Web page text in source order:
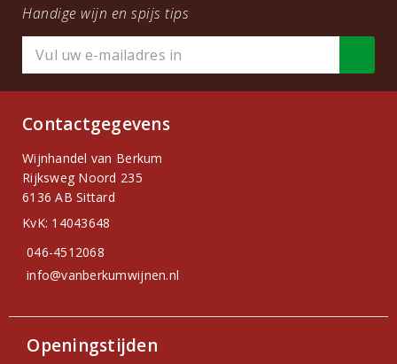
Handige wijn en spijs tips
Contactgegevens
Wijnhandel van Berkum
Rijksweg Noord 235
6136 AB Sittard
KvK: 14043648
046-4512068
info@vanberkumwijnen.nl
Openingstijden